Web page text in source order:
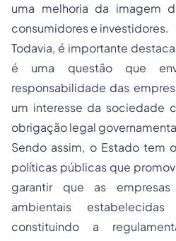
uma melhoria da imagem
consumidores e investidores.
Todavia, é importante
é uma questão que
responsabilidade das
um interesse da sociedade
obrigação legal
Sendo assim, o Estado tem
políticas públicas que
garantir que as
ambientais
constituindo a